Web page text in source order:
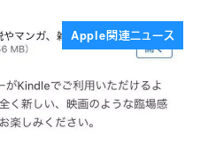
Apple関連ニュース